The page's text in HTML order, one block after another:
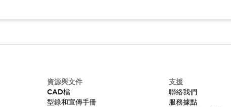
資源與文件
CAD檔
型錄和宣傳手冊
支援
聯絡我們
服務據點